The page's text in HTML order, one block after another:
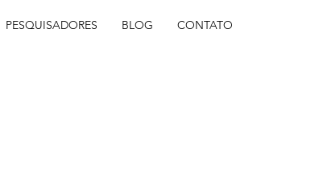
PESQUISADORES BLOG CONTATO